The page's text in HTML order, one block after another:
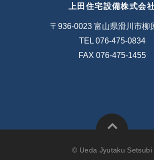
上田住宅設備株式会
〒936-0023 富山県滑川市柳
TEL 076-475-0834
FAX 076-475-1455
© Ueda Jyutaku Setsubi